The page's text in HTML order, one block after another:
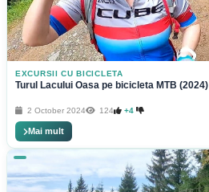
EXCURSII CU BICICLETA
Turul Lacului Oasa pe bicicleta MTB (2024)
2 October 2024 124 +4
Mai mult